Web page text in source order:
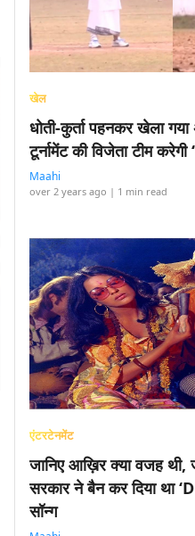
खेल
धोती-कुर्ता पहनकर खेला
टूर्नामेंट की विजेता टीम करेगी
Maahi
over 2 years ago | 1 min read
एंटरटेनमेंट
जानिए आख़िर क्या वजह
सरकार ने बैन कर दिया था
सॉन्ग